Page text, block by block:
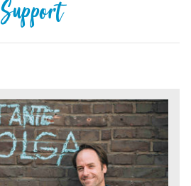
Support